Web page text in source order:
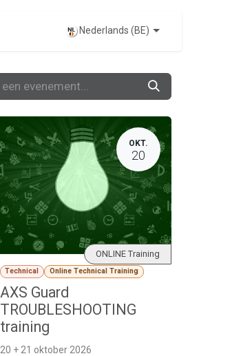
Nederlands (BE)
OKT.
20
Technical Online Technical Training
AXS Guard
TROUBLESHOOTING
training
20 + 21 oktober 2026
ONLINE Training